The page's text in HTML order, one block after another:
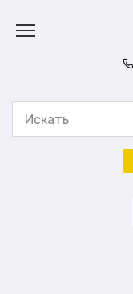
содержанию